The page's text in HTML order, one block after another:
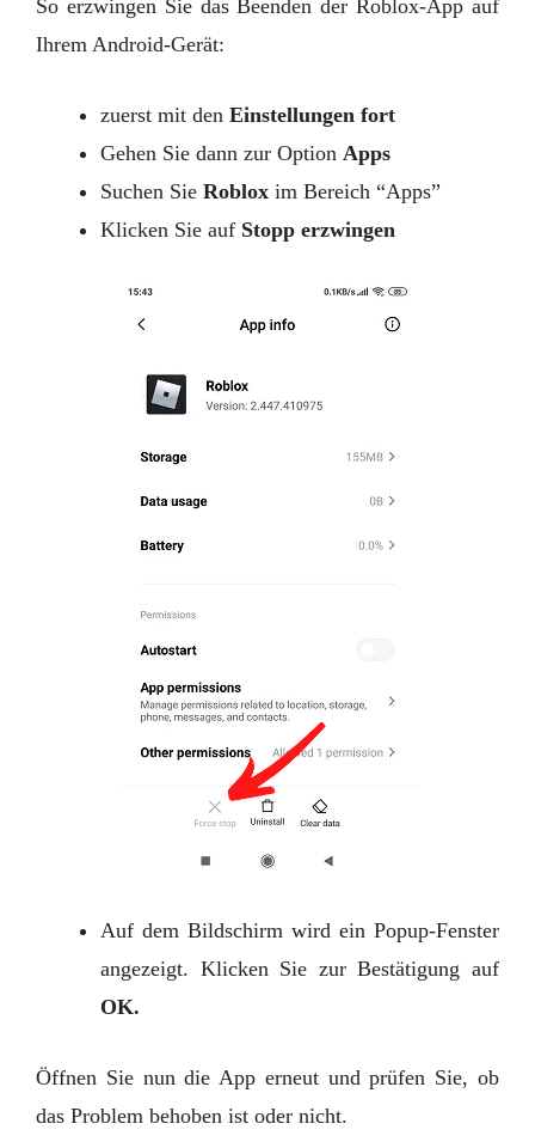
So erzwingen Sie das Beenden der Roblox-App auf
Ihrem Android-Gerät:
zuerst mit den Einstellungen fort
Gehen Sie dann zur Option Apps
Suchen Sie Roblox im Bereich “Apps”
Klicken Sie auf Stopp erzwingen
Auf dem Bildschirm wird ein Popup-Fenster
angezeigt. Klicken Sie zur Bestätigung auf
OK.
Öffnen Sie nun die App erneut und prüfen Sie, ob
das Problem behoben ist oder nicht.